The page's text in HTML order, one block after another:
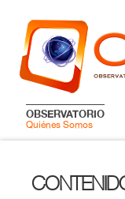
OBSERVATORIO
Quiénes Somos